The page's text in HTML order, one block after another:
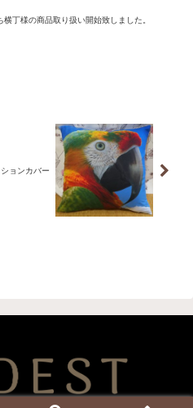
横丁様の商品取り扱い開始致しました。
ョンカバー